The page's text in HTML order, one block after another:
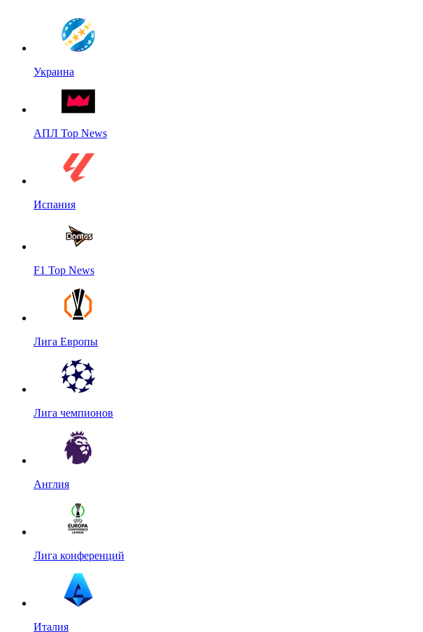
Украина
АПЛ Top News
Испания
F1 Top News
Лига Европы
Лига чемпионов
Англия
Лига конференций
Италия